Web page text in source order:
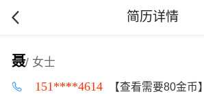
简历详情
聂/ 女士
151****4614 【查看需要80金币】